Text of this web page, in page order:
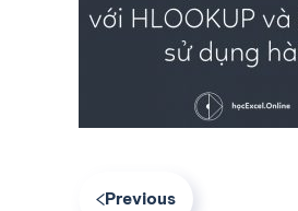
Previous